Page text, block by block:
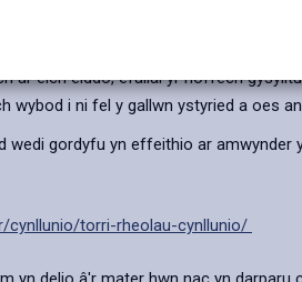
â'r rhan fwyaf o erddi neu'n
yn golygu bod yna broblem a
ar eich eiddo, efallai yr hoffech
i ni fel y gallwn ystyried a oes
wedi gordyfu yn effeithio ar
cynllunio/torri-rheolau-cynllunio/